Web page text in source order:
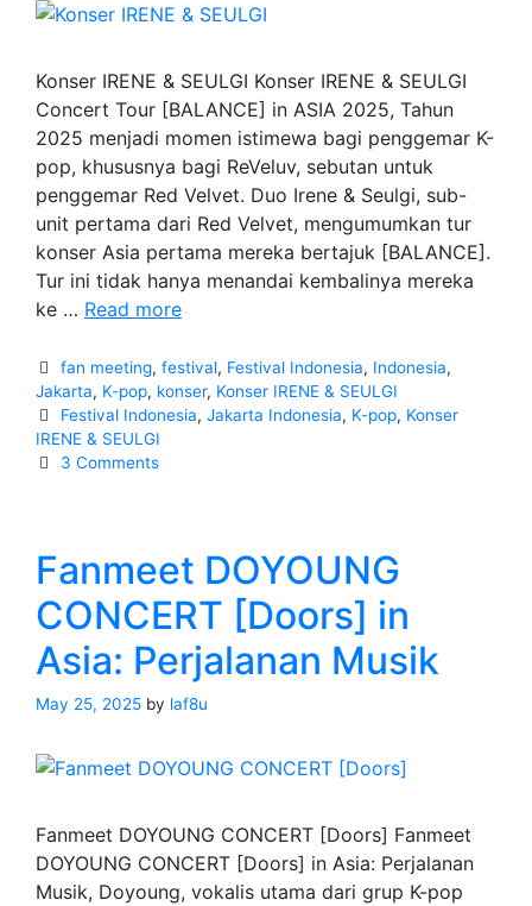
Konser IRENE & SEULGI Konser IRENE & SEULGI
Concert Tour [BALANCE] in ASIA 2025, Tahun
2025 menjadi momen istimewa bagi penggemar K-
pop, khususnya bagi ReVeluv, sebutan untuk
penggemar Red Velvet. Duo Irene & Seulgi, sub-
unit pertama dari Red Velvet, mengumumkan tur
konser Asia pertama mereka bertajuk [BALANCE].
Tur ini tidak hanya menandai kembalinya mereka
ke … Read moreKonser
&
SEULGI
Concert
2025
Categories
fan meeting,festival, Festival Indonesia, Indonesia,
Jakarta, K-pop, konser, Konser IRENE & SEULGI
Tags
Festival Indonesia,Jakarta Indonesia, K-pop, Konser
IRENE & SEULGI
3 Comments
Fanmeet DOYOUNG
CONCERT [Doors] in
Asia: Perjalanan Musik
May 25, 2025 by laf8u
Fanmeet DOYOUNG CONCERT [Doors] Fanmeet
DOYOUNG CONCERT [Doors] in Asia: Perjalanan
Musik, Doyoung, vokalis utama dari grup K-pop